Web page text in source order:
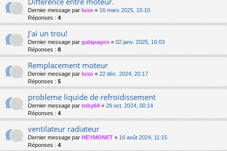
Dernier message par luso « 16 mars 2025, 15:10
Réponses : 4
J'ai un trou!
Dernier message par galapagos « 02 janv. 2025, 16:03
Réponses : 8
Remplacement moteur
Dernier message par luso « 22 déc. 2024, 20:17
Réponses : 5
probleme liquide de refroidissement
Dernier message par toby64 « 29 oct. 2024, 00:14
Réponses : 4
ventilateur radiateur
Dernier message par HEYMONET « 16 août 2024, 11:15
Réponses : 4